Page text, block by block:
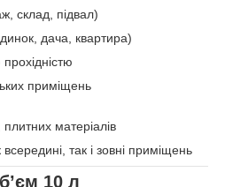
склад, підвал)
дача, квартира)
приміщень
матеріалів
так і зовні приміщень
10 л